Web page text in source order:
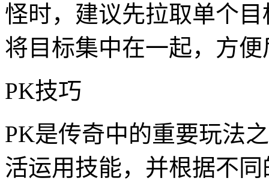
怪时，建议先拉取单个
将目标集中在一起，方
PK技巧
PK是传奇中的重要玩法
活运用技能，并根据不